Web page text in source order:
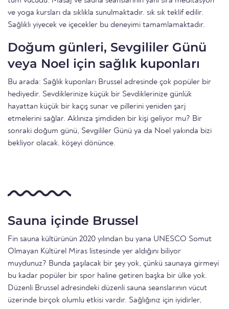
ve yoga kursları da sıklıkla sunulmaktadır. sık sık teklif edilir.
Sağlıklı yiyecek ve içecekler bu deneyimi tamamlamaktadır.
Doğum günleri, Sevgililer Günü
veya Noel için sağlık kuponları
Bu arada: Sağlık kuponları Brussel adresinde çok popüler bir
hediyedir. Sevdiklerinize küçük bir Sevdiklerinize günlük
hayattan küçük bir kaçış sunar ve pillerini yeniden şarj
etmelerini sağlar. Aklınıza şimdiden bir kişi geliyor mu? Bir
sonraki doğum günü, Sevgililer Günü ya da Noel yakında bizi
bekliyor olacak. köşeyi dönünce.
Sauna içinde Brussel
Fin sauna kültürünün 2020 yılından bu yana UNESCO Somut
Olmayan Kültürel Miras listesinde yer aldığını biliyor
muydunuz? Bunda şaşılacak bir şey yok, çünkü saunaya girmeyi
bu kadar popüler bir spor haline getiren başka bir ülke yok.
Düzenli Brussel adresindeki düzenli sauna seanslarının vücut
üzerinde birçok olumlu etkisi vardır. Sağlığınız için iyidirler,